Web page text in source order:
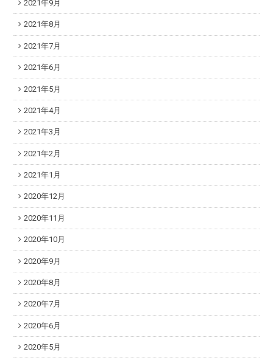
2021年9月
2021年8月
2021年7月
2021年6月
2021年5月
2021年4月
2021年3月
2021年2月
2021年1月
2020年12月
2020年11月
2020年10月
2020年9月
2020年8月
2020年7月
2020年6月
2020年5月